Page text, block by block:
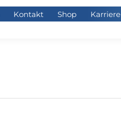
Kontakt Shop Karriere